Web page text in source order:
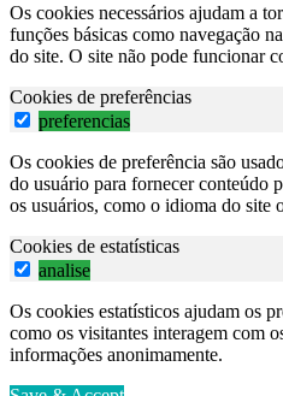
Os cookies necessários ajudam a
funções básicas como navegação
do site. O site não pode funcionar
Cookies de preferências
preferencias
Os cookies de preferência são
do usuário para fornecer conteúdo
os usuários, como o idioma do site
Cookies de estatísticas
analise
Os cookies estatísticos ajudam os
como os visitantes interagem com
informações anonimamente.